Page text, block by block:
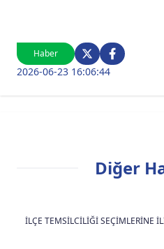
Haber
2026-06-23 16:06:44
Diğer
İLÇE TEMSİLCİLİĞİ SEÇİMLERİNE